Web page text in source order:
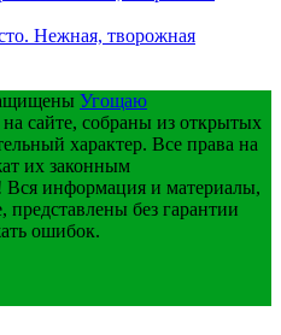
Нежная, творожная
Угощаю
сайте, собраны из открытых
характер. Все права на
их законным
Вся информация и материалы,
без гарантии
ошибок.